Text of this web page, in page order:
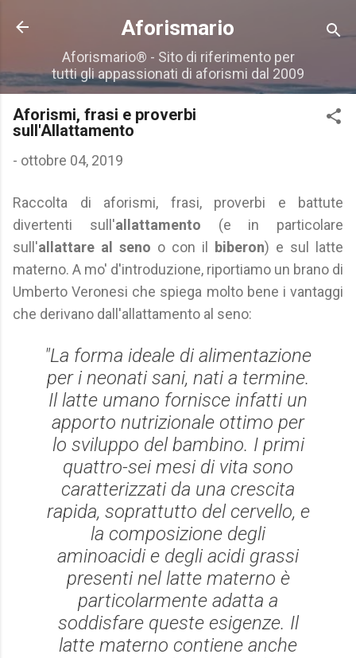
Passa ai contenuti principali
Aforismario
Aforismario® - Sito di riferimento per
tutti gli appassionati di aforismi dal 2009
Aforismi, frasi e proverbi
sull'Allattamento
- ottobre 04, 2019
Raccolta di aforismi, frasi, proverbi e battute
divertenti sull'allattamento (e in particolare
sull'allattare al seno o con il biberon) e sul latte
materno. A mo' d'introduzione, riportiamo un brano di
Umberto Veronesi che spiega molto bene i vantaggi
che derivano dall'allattamento al seno:
"La forma ideale di alimentazione
per i neonati sani, nati a termine.
Il latte umano fornisce infatti un
apporto nutrizionale ottimo per
lo sviluppo del bambino. I primi
quattro-sei mesi di vita sono
caratterizzati da una crescita
rapida, soprattutto del cervello, e
la composizione degli
aminoacidi e degli acidi grassi
presenti nel latte materno è
particolarmente adatta a
soddisfare queste esigenze. Il
latte materno contiene anche